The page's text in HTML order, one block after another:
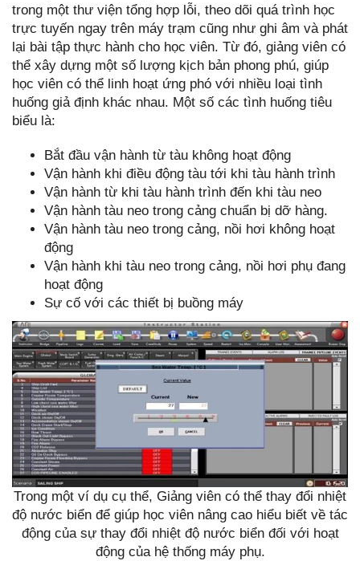
trong một thư viện tổng hợp lỗi, theo dõi quá trình học
trực tuyến ngay trên máy trạm cũng như ghi âm và phát
lại bài tập thực hành cho học viên. Từ đó, giảng viên có
thể xây dựng một số lượng kịch bản phong phú, giúp
học viên có thể linh hoạt ứng phó với nhiều loại tình
huống giả định khác nhau. Một số các tình huống tiêu
biểu là:
Bắt đầu vận hành từ tàu không hoạt động
Vận hành khi điều động tàu tới khi tàu hành trình
Vận hành từ khi tàu hành trình đến khi tàu neo
Vận hành tàu neo trong cảng chuẩn bị dỡ hàng.
Vận hành tàu neo trong cảng, nồi hơi không hoạt
động
Vận hành khi tàu neo trong cảng, nồi hơi phụ đang
hoạt động
Sự cố với các thiết bị buồng máy
Trong một ví dụ cụ thể, Giảng viên có thể thay đổi nhiệt
độ nước biển để giúp học viên nâng cao hiểu biết về tác
động của sự thay đổi nhiệt độ nước biển đối với hoạt
động của hệ thống máy phụ.